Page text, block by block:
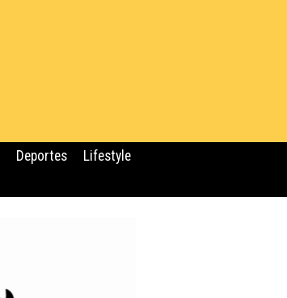
Deportes
Lifestyle